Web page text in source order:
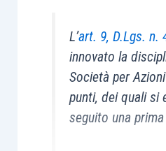
L’art. 9, D.Lgs. n.
innovato la
Società per
punti, dei quali si
seguito una